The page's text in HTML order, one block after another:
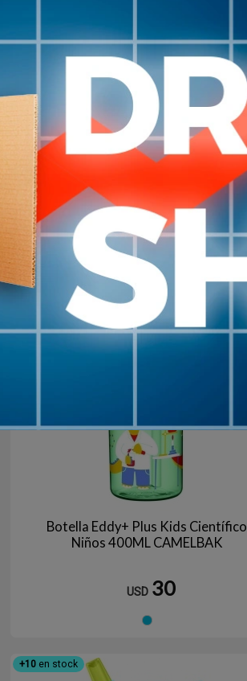
Botella Caramañola Camelbak
chut mag Kids Niño Niña 400ml
USD 29
en stock
Botella Eddy+ Plus Kids Científico
Niños 400ML CAMELBAK
USD 30
+10 en stock